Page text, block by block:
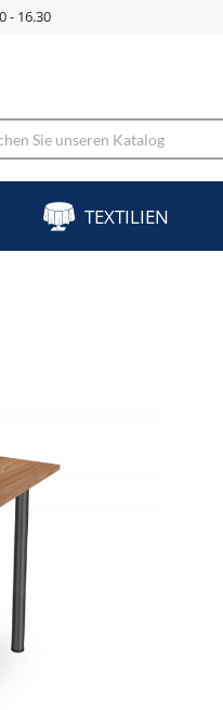
- 16.30
TEXTILIEN